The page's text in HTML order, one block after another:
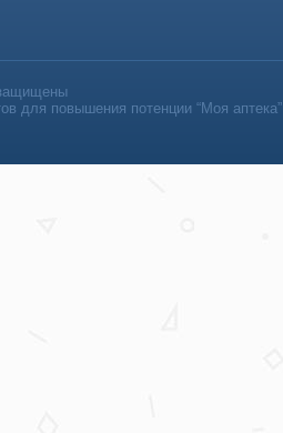
для повышения потенции “Моя